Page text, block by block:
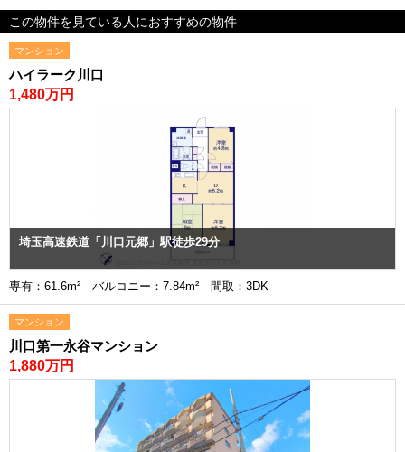
この物件を見ている人におすすめの物件
マンション
ハイラーク川口
1,480万円
埼玉高速鉄道「川口元郷」駅徒歩29分
専有：61.6m² バルコニー：7.84m² 間取：3DK
マンション
川口第一永谷マンション
1,880万円